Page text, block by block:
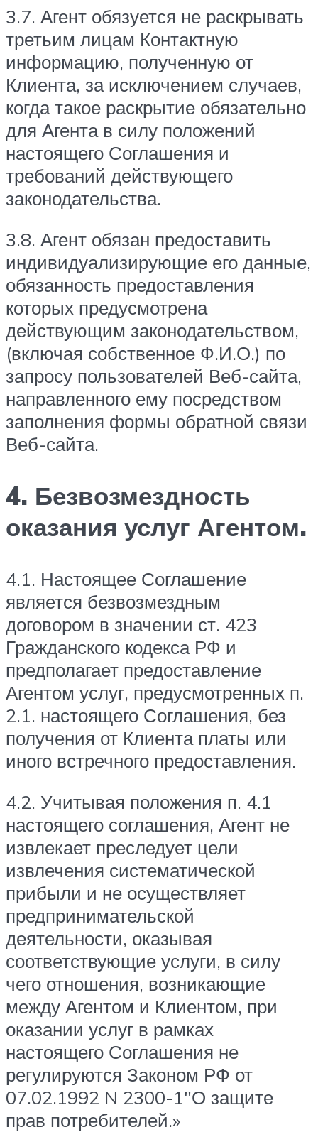
3.7. Агент обязуется не раскрывать
третьим лицам Контактную
информацию, полученную от
Клиента, за исключением случаев,
когда такое раскрытие обязательно
для Агента в силу положений
настоящего Соглашения и
требований действующего
законодательства.
3.8. Агент обязан предоставить
индивидуализирующие его данные,
обязанность предоставления
которых предусмотрена
действующим законодательством,
(включая собственное Ф.И.О.) по
запросу пользователей Веб-сайта,
направленного ему посредством
заполнения формы обратной связи
Веб-сайта.
4. Безвозмездность
оказания услуг Агентом.
4.1. Настоящее Соглашение
является безвозмездным
договором в значении ст. 423
Гражданского кодекса РФ и
предполагает предоставление
Агентом услуг, предусмотренных п.
2.1. настоящего Соглашения, без
получения от Клиента платы или
иного встречного предоставления.
4.2. Учитывая положения п. 4.1
настоящего соглашения, Агент не
извлекает преследует цели
извлечения систематической
прибыли и не осуществляет
предпринимательской
деятельности, оказывая
соответствующие услуги, в силу
чего отношения, возникающие
между Агентом и Клиентом, при
оказании услуг в рамках
настоящего Соглашения не
регулируются Законом РФ от
07.02.1992 N 2300-1″О защите
прав потребителей.»